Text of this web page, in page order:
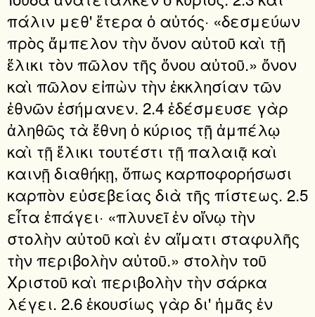
πάλιν μεθ' ἕτερα ὁ αὐτός· «δεσμεύων
πρὸς ἄμπελον τὴν ὄνον αὐτοῦ καὶ τῇ
ἕλικι τὸν πῶλον τῆς ὄνου αὐτοῦ.» ὄνον
καὶ πῶλον εἰπὼν τὴν ἐκκλησίαν τῶν
ἐθνῶν ἐσήμανεν. 2.4 ἐδέσμευσε γὰρ
ἀληθῶς τὰ ἔθνη ὁ κύριος τῇ ἀμπέλῳ
καὶ τῇ ἕλικι τουτέστι τῇ παλαιᾷ καὶ
καινῇ διαθήκῃ, ὅπως καρποφορήσωσι
καρπὸν εὐσεβείας διὰ τῆς πίστεως. 2.5
εἶτα ἐπάγει· «πλυνεῖ ἐν οἴνῳ τὴν
στολὴν αὐτοῦ καὶ ἐν αἵματι σταφυλῆς
τὴν περιβολὴν αὐτοῦ.» στολὴν τοῦ
Χριστοῦ καὶ περιβολὴν τὴν σάρκα
λέγει. 2.6 ἑκουσίως γὰρ δι' ἡμᾶς ἐν